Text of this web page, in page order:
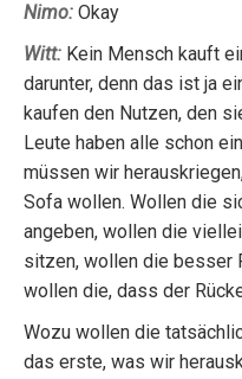
Nimo: Okay
Witt: Kein Mensch kauft
darunter, denn das ist ja
kaufen den Nutzen, den
Leute haben alle schon
müssen wir
Sofa wollen. Wollen die
angeben, wollen die
sitzen, wollen die besser
wollen die, dass der
Wozu wollen die
das erste, was wir